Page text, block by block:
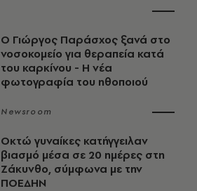
O Γιώργος Παράσχος ξανά στο
νοσοκομείο για θεραπεία κατά
του καρκίνου - Η νέα
φωτογραφία του ηθοποιού
Newsroom
Οκτώ γυναίκες κατήγγειλαν
βιασμό μέσα σε 20 ημέρες στη
Ζάκυνθο, σύμφωνα με την
ΠΟΕΔΗΝ